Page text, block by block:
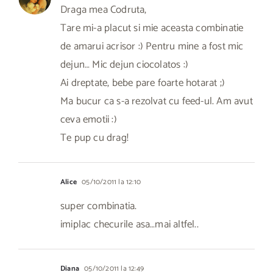
Draga mea Codruta,
Tare mi-a placut si mie aceasta combinatie
de amarui acrisor :) Pentru mine a fost mic
dejun… Mic dejun ciocolatos :)
Ai dreptate, bebe pare foarte hotarat ;)
Ma bucur ca s-a rezolvat cu feed-ul. Am avut
ceva emotii :)
Te pup cu drag!
Alice 05/10/2011 la 12:10
super combinatia.
imiplac checurile asa…mai altfel..
Diana 05/10/2011 la 12:49